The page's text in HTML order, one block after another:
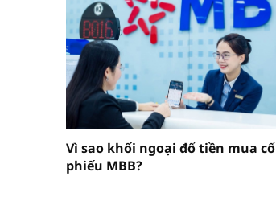
Vì sao khối ngoại đổ tiền mua cổ
phiếu MBB?